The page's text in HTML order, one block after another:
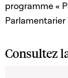
programme «
Parlamentarier
Consultez